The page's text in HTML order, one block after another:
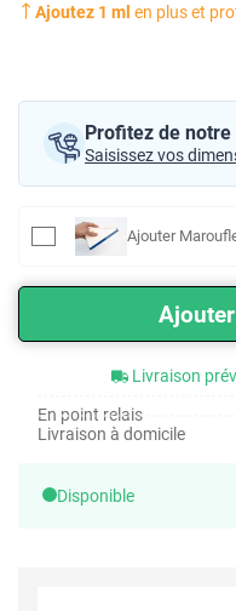
Ajoutez 1 ml en plus et
Profitez de
Saisissez vos
Ajouter
Livraison
En point relais
Livraison à domicile
Disponible